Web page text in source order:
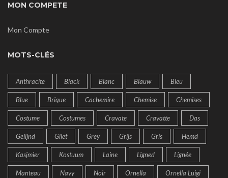
MON COMPETE
Mon Compte
MOTS-CLÉS
Anthracite Black Blanc Blauw Bleu
Blue Brique Cachemire Chemise Chemises
Costume Costumes Cravate Cravatte Das
Gelijnd Gilet Grey Grijs Gris Hemd
Kasjmier Kostuum Laine Ligned Lignée
Manteau Navy Noir Ornella Ornella Luigi